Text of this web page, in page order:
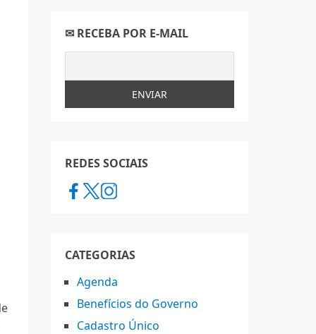
✉ RECEBA POR E-MAIL
REDES SOCIAIS
CATEGORIAS
Agenda
Benefícios do Governo
Cadastro Único